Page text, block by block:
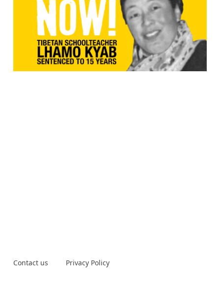
Contact us Privacy Policy